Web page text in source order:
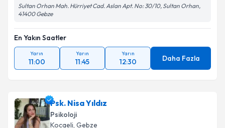
Sultan Orhan Mah. Hürriyet Cad. Aslan Apt. No: 30/10, Sultan Orhan,
41400 Gebze
En Yakın Saatler
Yarın
11:00
Yarın
11:45
Yarın
12:30 Daha Fazla
Psk. Nisa Yıldız
Psikoloji
Kocaeli, Gebze